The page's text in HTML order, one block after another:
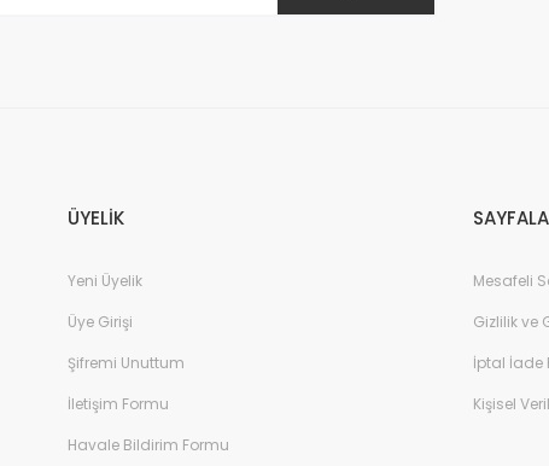
ÜYELİK
Yeni Üyelik
Üye Girişi
Şifremi Unuttum
İletişim Formu
Havale Bildirim Formu
Mesafeli
Gizlilik ve
İptal İade
Kişisel